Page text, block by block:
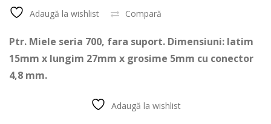
Adaugă la wishlist Compară
Ptr. Miele seria 700, fara suport. Dimensiuni: latim
15mm x lungim 27mm x grosime 5mm cu conector
4,8 mm.
Adaugă la wishlist